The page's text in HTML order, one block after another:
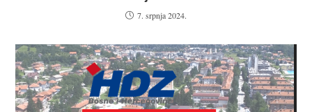
7. srpnja 2024.